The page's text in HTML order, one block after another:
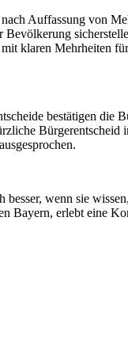
Auffassung von
klaren Mehrheiten
bestätigen die
Bürgerentscheid
wenn sie
Bayern, erlebt eine